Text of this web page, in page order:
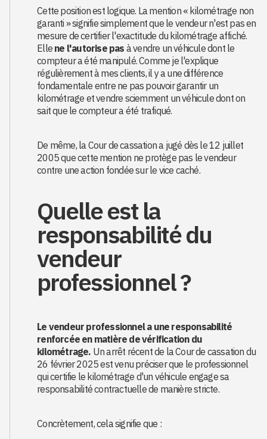
Cette position est logique. La mention « kilométrage non
garanti » signifie simplement que le vendeur n'est pas en
mesure de certifier l'exactitude du kilométrage affiché.
Elle ne l'autorise pas à vendre un véhicule dont le
compteur a été manipulé. Comme je l'explique
régulièrement à mes clients, il y a une différence
fondamentale entre ne pas pouvoir garantir un
kilométrage et vendre sciemment un véhicule dont on
sait que le compteur a été trafiqué.
De même, la Cour de cassation a jugé dès le 12 juillet
2005 que cette mention ne protège pas le vendeur
contre une action fondée sur le vice caché.
Quelle est la
responsabilité du
vendeur
professionnel ?
Le vendeur professionnel a une responsabilité
renforcée en matière de vérification du
kilométrage. Un arrêt récent de la Cour de cassation du
26 février 2025 est venu préciser que le professionnel
qui certifie le kilométrage d'un véhicule engage sa
responsabilité contractuelle de manière stricte.
Concrètement, cela signifie que :